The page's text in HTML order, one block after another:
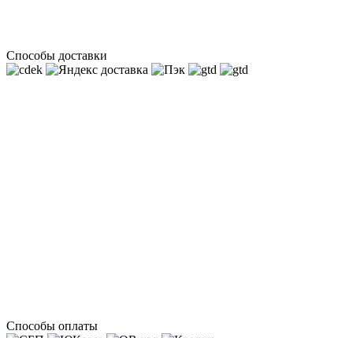
Способы доставки
Способы оплаты